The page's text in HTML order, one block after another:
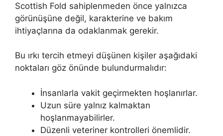
Scottish Fold sahiplenmeden önce yalnızca
görünüşüne değil, karakterine ve bakım
ihtiyaçlarına da odaklanmak gerekir.
Bu ırkı tercih etmeyi düşünen kişiler aşağıdaki
noktaları göz önünde bulundurmalıdır:
İnsanlarla vakit geçirmekten hoşlanırlar.
Uzun süre yalnız kalmaktan
hoşlanmayabilirler.
Düzenli veteriner kontrolleri önemlidir.